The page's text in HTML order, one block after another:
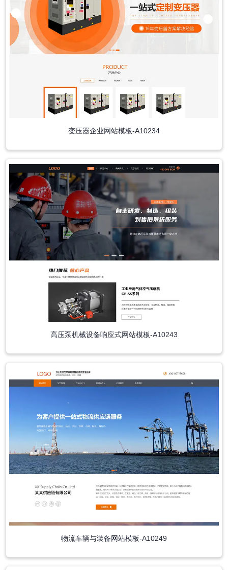
变压器企业网站模板-A10234
高压泵机械设备响应式网站模板-A10243
物流车辆与装备网站模板-A10249